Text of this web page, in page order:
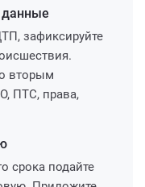
зафиксируйте
вторым
ПТС, права,
срока подайте